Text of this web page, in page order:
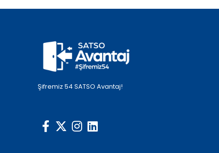
Şifremiz 54 SATSO Avantaj!